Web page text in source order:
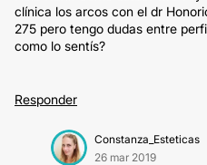
clínica los arcos con el dr
275 pero tengo dudas entre
como lo sentís?
Responder
Constanza_Esteticas
26 mar 2019